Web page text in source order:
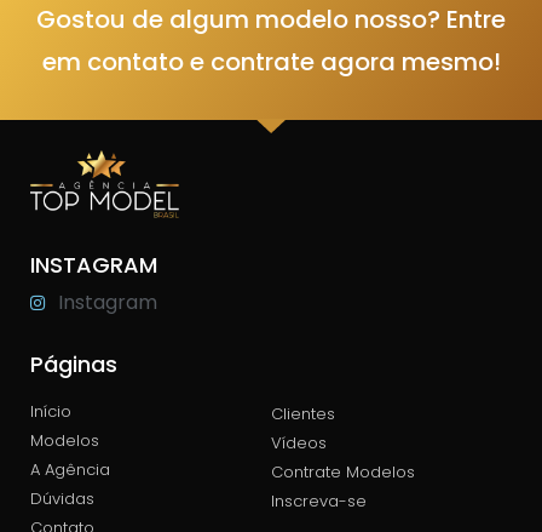
Gostou de algum modelo nosso? Entre
em contato e contrate agora mesmo!
INSTAGRAM
Instagram
Páginas
Início
Modelos
A Agência
Dúvidas
Contato
Clientes
Vídeos
Contrate Modelos
Inscreva-se